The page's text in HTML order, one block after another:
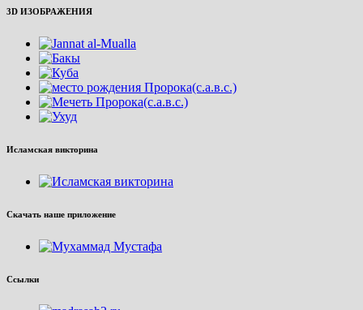
3D ИЗОБРАЖЕНИЯ
Исламская викторина
Скачать наше приложение
Ссылки